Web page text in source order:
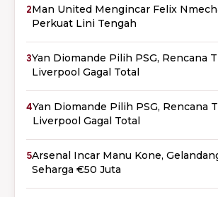
2Man United Mengincar Felix
Perkuat Lini Tengah
3Yan Diomande Pilih PSG, Rencana
Liverpool Gagal Total
4Yan Diomande Pilih PSG, Rencana
Liverpool Gagal Total
5Arsenal Incar Manu Kone,
Seharga €50 Juta